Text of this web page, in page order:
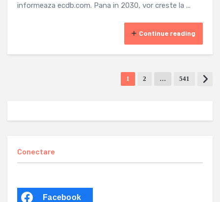
informeaza ecdb.com. Pana in 2030, vor creste la ...
Continue reading
1 2 … 541
Conectare
Facebook